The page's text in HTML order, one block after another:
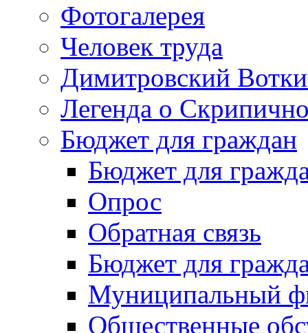
Фотогалерея
Человек труда
Димитровский
Легенда о
Бюджет для граждан
Бюджет для
Опрос
Обратная связь
Бюджет для
Муниципальный
Общественные